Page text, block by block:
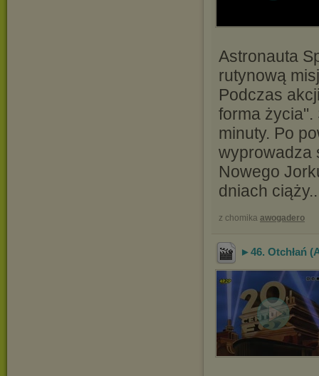
Astronauta
rutynową
Podczas
forma życia".
minuty. Po
wyprowadza
Nowego
dniach
z chomika awogadero
►46. Otchłań